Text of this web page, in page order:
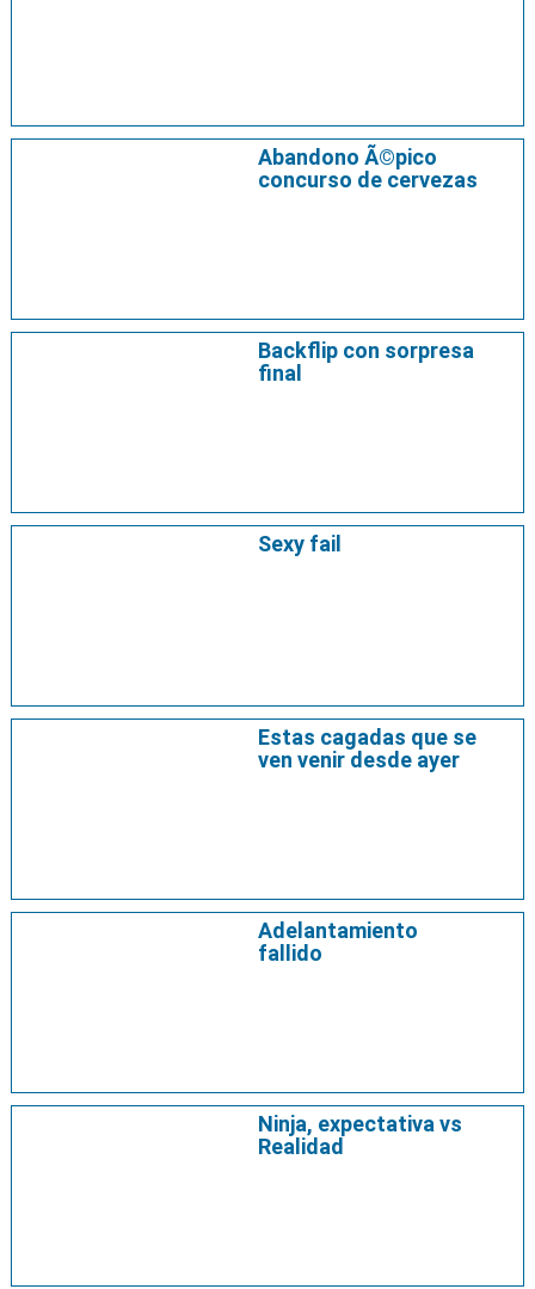
Abandono Ã©pico
concurso de cervezas
Backflip con sorpresa
final
Sexy fail
Estas cagadas que se
ven venir desde ayer
Adelantamiento
fallido
Ninja, expectativa vs
Realidad